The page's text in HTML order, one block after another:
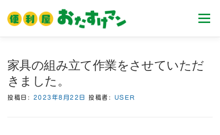
メニ
家具の組み立て作業をさせていただ
きました。
投稿日: 2023年8月22日 投稿者: USER